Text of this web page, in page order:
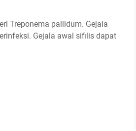
Treponema pallidum. Gejala
Gejala awal sifilis dapat